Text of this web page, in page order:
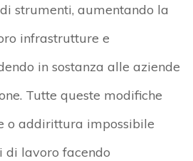
strumenti, aumentando la
infrastrutture e
in sostanza alle aziende
Tutte queste modifiche
o addirittura impossibile
di lavoro facendo